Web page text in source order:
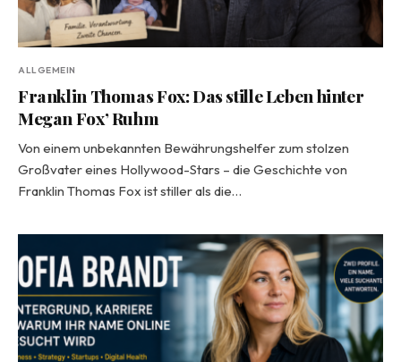
ALLGEMEIN
Franklin Thomas Fox: Das stille Leben hinter
Megan Fox’ Ruhm
Von einem unbekannten Bewährungshelfer zum stolzen
Großvater eines Hollywood-Stars – die Geschichte von
Franklin Thomas Fox ist stiller als die…